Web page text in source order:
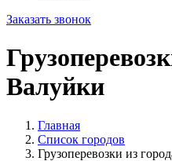
Заказать звонок
Валуйки
Главная
Список городов
Грузоперевозки из